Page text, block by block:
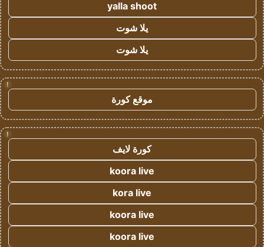
yalla shoot
يلا شوت
يلا شوت
!
موقع كورة
!
كورة لايف
koora live
kora live
koora live
koora live